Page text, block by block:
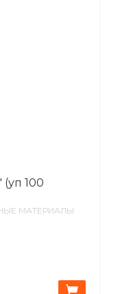
(уп 100
МАТЕРИАЛЫ